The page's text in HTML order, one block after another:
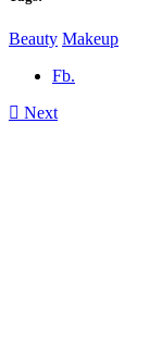
Beauty Makeup
Fb.
Next